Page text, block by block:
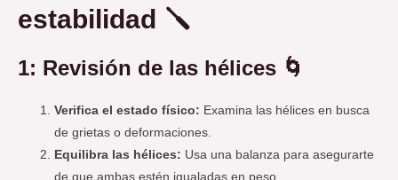
estabilidad 🪛
1: Revisión de las hélices 🌀
Verifica el estado físico: Examina las hélices en busca
de grietas o deformaciones.
Equilibra las hélices: Usa una balanza para asegurarte
de que ambas estén igualadas en peso.